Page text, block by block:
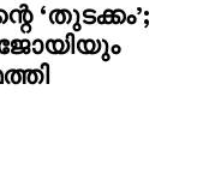
‘തുടക്കം’;